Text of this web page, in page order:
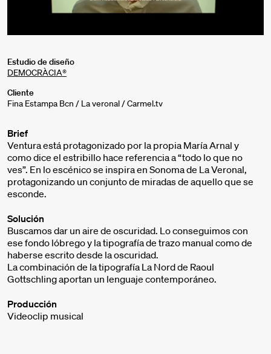
Mute Settings
Estudio de diseño
DEMOCRÀCIA®
Cliente
Fina Estampa Bcn / La veronal / Carmel.tv
Brief
Ventura está protagonizado por la propia María Arnal y
como dice el estribillo hace referencia a “todo lo que no
ves”. En lo escénico se inspira en Sonoma de La Veronal,
protagonizando un conjunto de miradas de aquello que se
esconde.
Solución
Buscamos dar un aire de oscuridad. Lo conseguimos con
ese fondo lóbrego y la tipografía de trazo manual como de
haberse escrito desde la oscuridad.
La combinación de la tipografía La Nord de Raoul
Gottschling aportan un lenguaje contemporáneo.
Producción
Videoclip musical